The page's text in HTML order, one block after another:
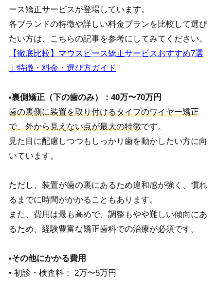
ース矯正サービスが登場しています。
各ブランドの特徴や詳しい料金プランを比較して選び
たい方は、こちらの記事を参考にしてみてください。
【徹底比較】マウスピース矯正サービスおすすめ7選
｜特徴・料金・選び方ガイド
▪️裏側矯正（下の歯のみ）：40万〜70万円
歯の裏側に装置を取り付けるタイプのワイヤー矯正
で、外から見えない点が最大の特徴です。
見た目に配慮しつつもしっかり歯を動かしたい方に向
いています。
ただし、装置が歯の裏にあるため違和感が強く、慣れ
るまでに時間がかかることもあります。
また、費用は最も高めで、調整もやや難しい傾向にあ
るため、経験豊富な矯正歯科での治療が必須です。
▪️その他にかかる費用
• 初診・検査料： 2万〜5万円